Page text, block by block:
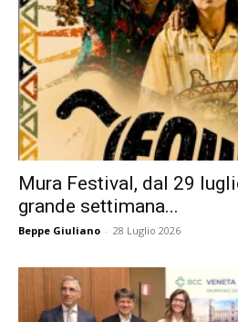
Mura Festival, dal 29
grande settimana...
Beppe Giuliano - 28 Luglio 2026